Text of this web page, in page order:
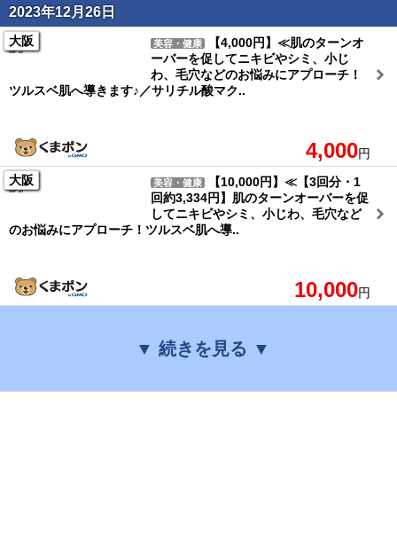
2023年12月26日
大阪 美容・健康
【4,000円】≪肌のターンオ
ーバーを促してニキビやシミ、小じ
わ、毛穴などのお悩みにアプローチ！
ツルスベ肌へ導きます♪／サリチル酸マク..
4,000円
大阪
美容・健康
【10,000円】≪【3回分・1
回約3,334円】肌のターンオーバーを促
してニキビやシミ、小じわ、毛穴など
のお悩みにアプローチ！ツルスベ肌へ導..
10,000円
▼ 続きを見る ▼